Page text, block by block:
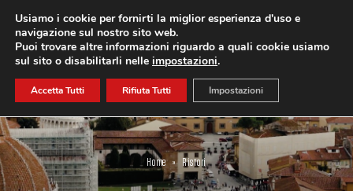
Home » Ristori
Usiamo i cookie per fornirti la miglior esperienza d'uso e
navigazione sul nostro sito web.
Puoi trovare altre informazioni riguardo a quali cookie usiamo
sul sito o disabilitarli nelle impostazioni.
Accetta Tutti Rifiuta Tutti Impostazioni